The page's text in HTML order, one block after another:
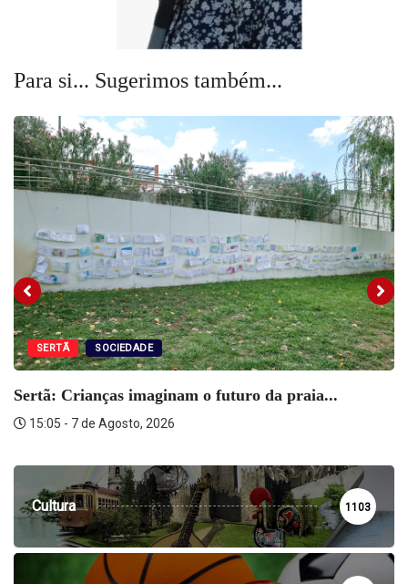
Para si... Sugerimos também...
SERTÃ SOCIEDADE
Sertã: Crianças imaginam o futuro da praia...
15:05 - 7 de Agosto, 2026
Cultura 1103